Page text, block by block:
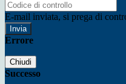
E-mail inviata, si prega di
Errore
Chiudi
Successo